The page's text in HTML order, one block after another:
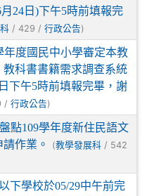
24日)下午5時前填報完
/ 429 / 行政公告)
年度國民中小學審定本教
科書書籍需求調查系統
下午5時前填報完畢，謝
/ 行政公告)
點109學年度新住民語文
作業。
(教學發展科 / 542
下學校於05/29中午前完